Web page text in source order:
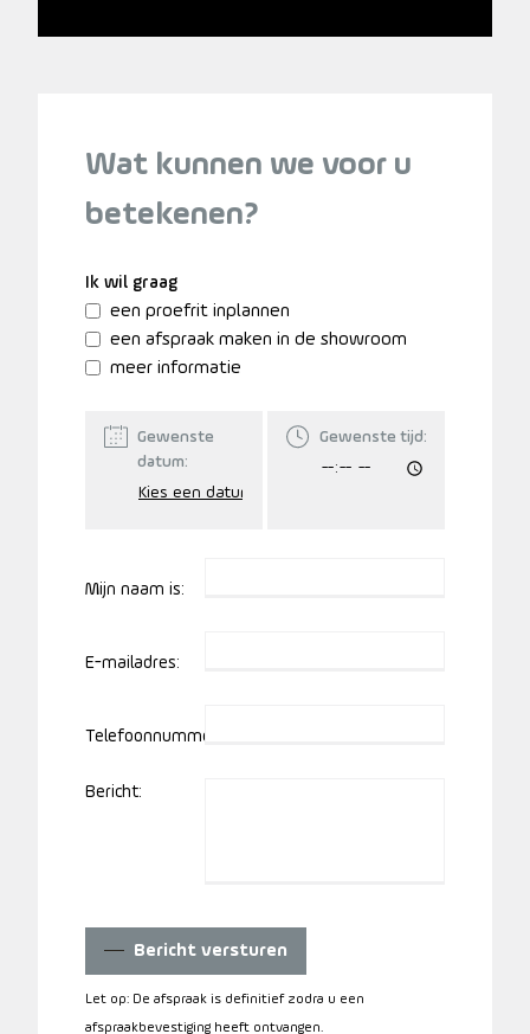
Wat kunnen we voor u
betekenen?
Ik wil graag
een proefrit inplannen
een afspraak maken in de showroom
meer informatie
Gewenste
datum:
Gewenste tijd:
Mijn naam is:
E-mailadres:
Telefoonnummer:
Bericht:
Bericht versturen
Let op: De afspraak is definitief zodra u een
afspraakbevestiging heeft ontvangen.